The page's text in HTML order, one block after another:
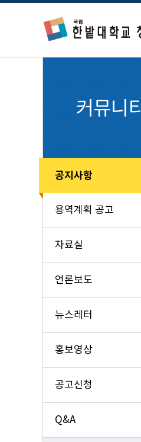
커뮤니티
공지사항
용역계획 공고
자료실
언론보도
뉴스레터
홍보영상
공고신청
Q&A